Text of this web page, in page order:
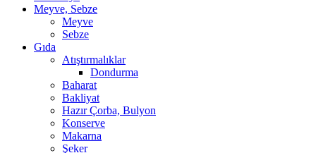
Meyve, Sebze
Meyve
Sebze
Gıda
Atıştırmalıklar
Dondurma
Baharat
Bakliyat
Hazır Çorba, Bulyon
Konserve
Makarna
Şeker